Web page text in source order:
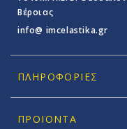
Βέροιας
info@ imcelastika.gr
ΠΛΗΡΟΦΟΡΊΕΣ
ΠΡΟΪΟΝΤΑ